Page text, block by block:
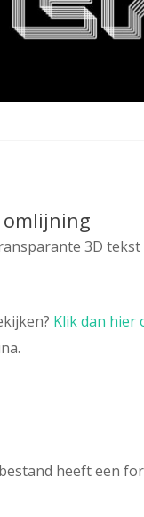
3D
Klik dan hier
heeft een